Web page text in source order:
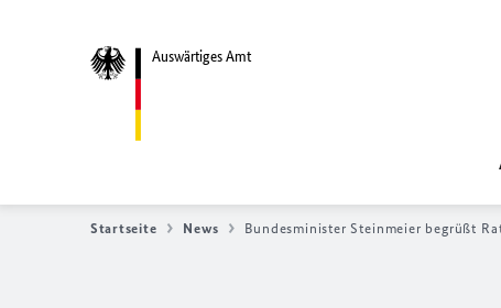
Auswärtiges Amt
Startseite News Bundesminister Steinmeier begrüßt